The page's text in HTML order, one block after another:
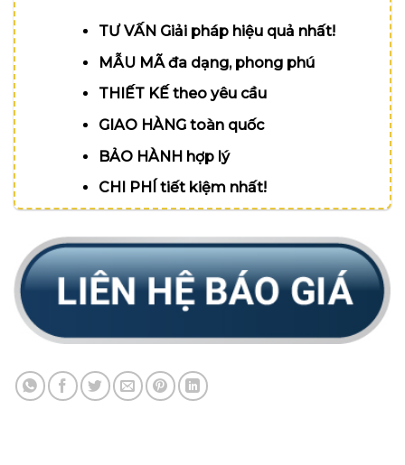
TƯ VẤN Giải pháp hiệu quả nhất!
MẪU MÃ đa dạng, phong phú
THIẾT KẾ theo yêu cầu
GIAO HÀNG toàn quốc
BẢO HÀNH hợp lý
CHI PHÍ tiết kiệm nhất!